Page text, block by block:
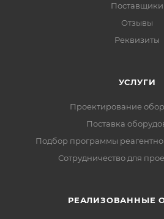
Поставщики
Отзывы
Реквизиты
УСЛУГИ
Проектирование
Поставка
Подбор программы
Сотрудничество для
РЕАЛИЗОВАННЫЕ